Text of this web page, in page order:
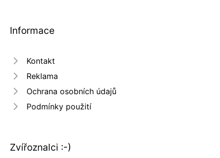
Informace
Kontakt
Reklama
Ochrana osobních údajů
Podmínky použití
Zvířoznalci :-)